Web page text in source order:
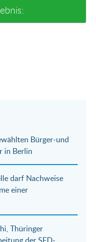
Bürger-und
in Berlin
darf Nachweise
einer
Thüringer
der SED-